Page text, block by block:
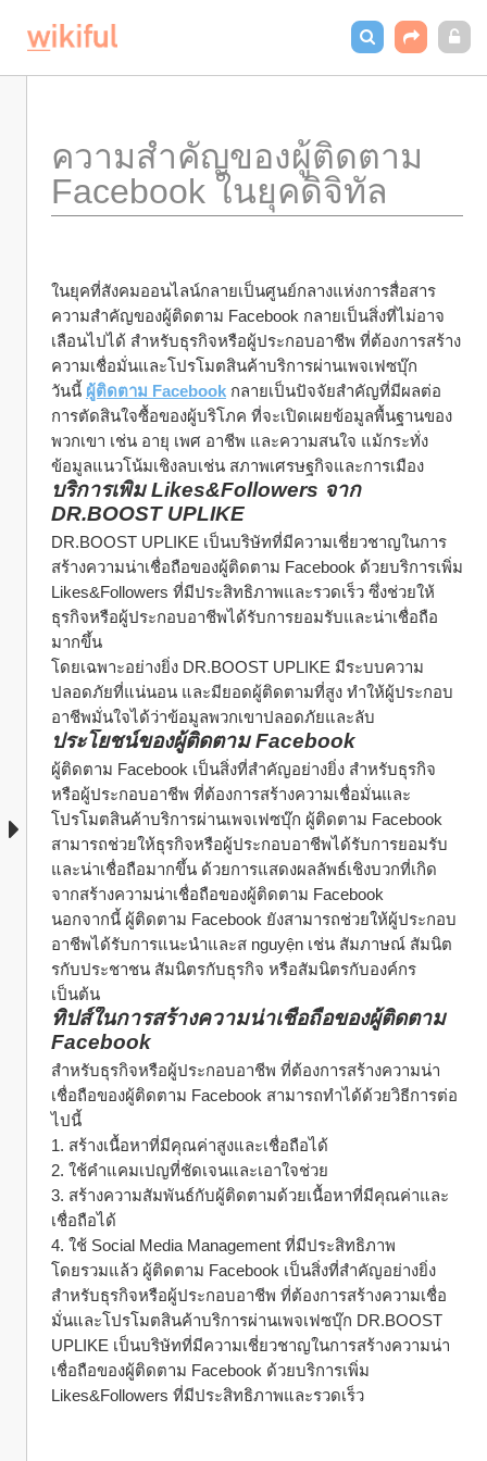
ความสำคัญของผู้ติดตาม
Facebook ในยุคดิจิทัล
ในยุคที่สังคมออนไลน์กลายเป็นศูนย์กลางแห่งการสื่อสาร
ความสำคัญของผู้ติดตาม Facebook กลายเป็นสิ่งที่ไม่อาจ
เลือนไปได้ สำหรับธุรกิจหรือผู้ประกอบอาชีพ ที่ต้องการสร้าง
ความเชื่อมั่นและโปรโมตสินค้าบริการผ่านเพจเฟซบุ๊ก
วันนี้ ผู้ติดตาม Facebook กลายเป็นปัจจัยสำคัญที่มีผลต่อ
การตัดสินใจซื้อของผู้บริโภค ที่จะเปิดเผยข้อมูลพื้นฐานของ
พวกเขา เช่น อายุ เพศ อาชีพ และความสนใจ แม้กระทั่ง
ข้อมูลแนวโน้มเชิงลบเช่น สภาพเศรษฐกิจและการเมือง
บริการเพิ่ม Likes&Followers จาก
DR.BOOST UPLIKE
DR.BOOST UPLIKE เป็นบริษัทที่มีความเชี่ยวชาญในการ
สร้างความน่าเชื่อถือของผู้ติดตาม Facebook ด้วยบริการเพิ่ม
Likes&Followers ที่มีประสิทธิภาพและรวดเร็ว ซึ่งช่วยให้
ธุรกิจหรือผู้ประกอบอาชีพได้รับการยอมรับและน่าเชื่อถือ
มากขึ้น
โดยเฉพาะอย่างยิ่ง DR.BOOST UPLIKE มีระบบความ
ปลอดภัยที่แน่นอน และมียอดผู้ติดตามที่สูง ทำให้ผู้ประกอบ
อาชีพมั่นใจได้ว่าข้อมูลพวกเขาปลอดภัยและลับ
ประโยชน์ของผู้ติดตาม Facebook
ผู้ติดตาม Facebook เป็นสิ่งที่สำคัญอย่างยิ่ง สำหรับธุรกิจ
หรือผู้ประกอบอาชีพ ที่ต้องการสร้างความเชื่อมั่นและ
โปรโมตสินค้าบริการผ่านเพจเฟซบุ๊ก ผู้ติดตาม Facebook
สามารถช่วยให้ธุรกิจหรือผู้ประกอบอาชีพได้รับการยอมรับ
และน่าเชื่อถือมากขึ้น ด้วยการแสดงผลลัพธ์เชิงบวกที่เกิด
จากสร้างความน่าเชื่อถือของผู้ติดตาม Facebook
นอกจากนี้ ผู้ติดตาม Facebook ยังสามารถช่วยให้ผู้ประกอบ
อาชีพได้รับการแนะนำและส nguyện เช่น สัมภาษณ์ สัมนิต
รกับประชาชน สัมนิตรกับธุรกิจ หรือสัมนิตรกับองค์กร
เป็นต้น
ทิปส์ในการสร้างความน่าเชื่อถือของผู้ติดตาม
Facebook
สำหรับธุรกิจหรือผู้ประกอบอาชีพ ที่ต้องการสร้างความน่า
เชื่อถือของผู้ติดตาม Facebook สามารถทำได้ด้วยวิธีการต่อ
ไปนี้
1. สร้างเนื้อหาที่มีคุณค่าสูงและเชื่อถือได้
2. ใช้คำแคมเปญที่ชัดเจนและเอาใจช่วย
3. สร้างความสัมพันธ์กับผู้ติดตามด้วยเนื้อหาที่มีคุณค่าและ
เชื่อถือได้
4. ใช้ Social Media Management ที่มีประสิทธิภาพ
โดยรวมแล้ว ผู้ติดตาม Facebook เป็นสิ่งที่สำคัญอย่างยิ่ง
สำหรับธุรกิจหรือผู้ประกอบอาชีพ ที่ต้องการสร้างความเชื่อ
มั่นและโปรโมตสินค้าบริการผ่านเพจเฟซบุ๊ก DR.BOOST
UPLIKE เป็นบริษัทที่มีความเชี่ยวชาญในการสร้างความน่า
เชื่อถือของผู้ติดตาม Facebook ด้วยบริการเพิ่ม
Likes&Followers ที่มีประสิทธิภาพและรวดเร็ว